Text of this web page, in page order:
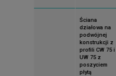
Ściana
działowa na
podwójnej
konstrukcji z
profili CW 75 i
UW 75 z
poszyciem
płytą